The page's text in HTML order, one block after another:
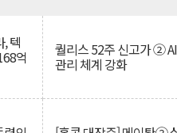
텍
억 퀄리스 52주 신고가 ②
관리 체계 강화